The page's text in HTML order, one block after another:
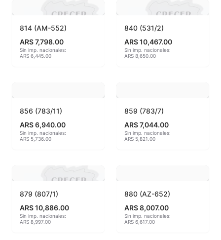
Hereaus (750ºC - 850ºC)
Herramientas
Ladrillos aislantes para horno
Lápices y rotuladores
Material de laboratorio
Materias primas
814 (AM-552)
ARS 7,798.00
Sin imp. nacionales:
ARS 6,445.00
840 (531/2)
ARS 10,467.00
Sin imp. nacionales:
ARS 8,650.00
856 (783/11)
ARS 6,940.00
Sin imp. nacionales:
ARS 5,736.00
859 (783/7)
ARS 7,044.00
Sin imp. nacionales:
ARS 5,821.00
879 (807/1)
ARS 10,886.00
Sin imp. nacionales:
ARS 8,997.00
880 (AZ-652)
ARS 8,007.00
Sin imp. nacionales:
ARS 6,617.00